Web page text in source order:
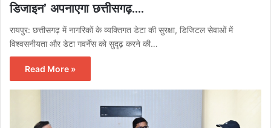
डिजाइन’ अपनाएगा छत्तीसगढ़….
रायपुर: छत्तीसगढ़ में नागरिकों के व्यक्तिगत डेटा की सुरक्षा, डिजिटल सेवाओं में
विश्वसनीयता और डेटा गवर्नेंस को सुदृढ़ करने की…
Read More »